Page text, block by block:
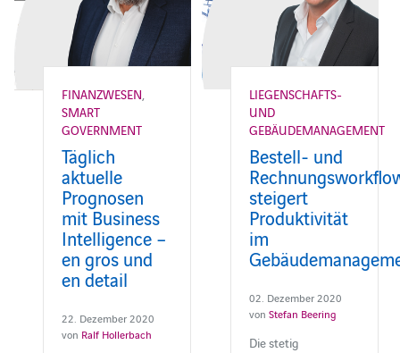
FINANZWESEN,
SMART
GOVERNMENT
Täglich
aktuelle
Prognosen
mit Business
Intelligence –
en gros und
en detail
22. Dezember 2020
von Ralf Hollerbach
LIEGENSCHAFTS-
UND
GEBÄUDEMANAGEMENT
Bestell- und
steigert
Produktivität
im
02. Dezember 2020
vonStefan Beering
Die stetig